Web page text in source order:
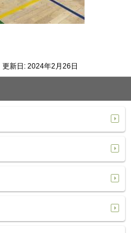
更新日: 2024年2月26日